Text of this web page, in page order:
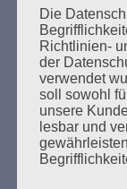
Esther
SUCHEN
Die
Richtlinien-
der
verwendet
soll sowohl
unsere
lesbar und